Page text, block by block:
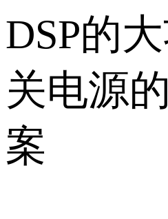
DSP的
关电源
案